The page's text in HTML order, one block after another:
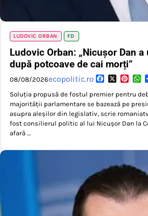
LUDOVIC ORBAN FD
Ludovic Orban: „Nicușor Dan
după potcoave de cai morți”
08/08/2026ecopolitic.ro Facebook
X
Soluția propusă de fostul premier pentru
majorității parlamentare se bazează pe
asupra aleșilor din legislativ, scrie
fost consilierul politic al lui Nicuşor Dan la
afară …